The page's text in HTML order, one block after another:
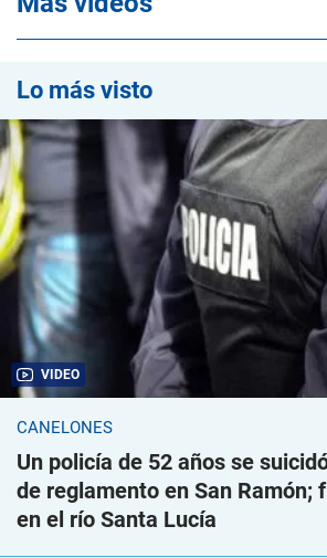
Lo más visto
VIDEO
CANELONES
Un policía de 52 años se
de reglamento en San Ramón;
en el río Santa Lucía